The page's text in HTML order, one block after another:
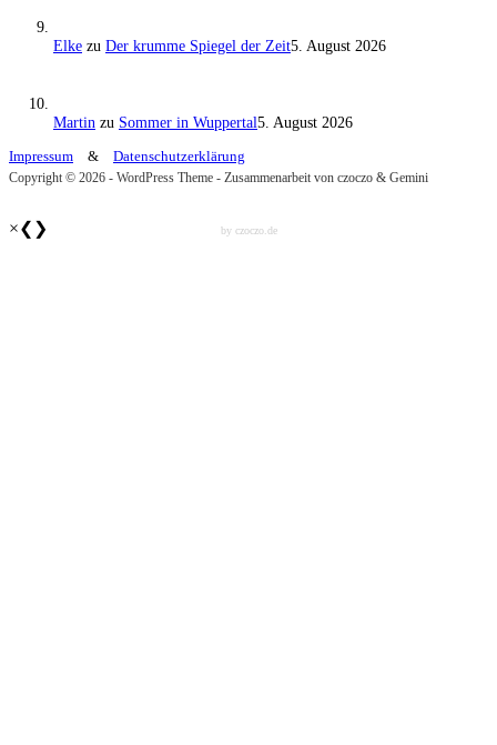
by czoczo.de
Elke zu Der krumme Spiegel der Zeit5. August 2026
Martin zu Sommer in Wuppertal5. August 2026
Impressum & Datenschutzerklärung
Copyright © 2026 - WordPress Theme - Zusammenarbeit von czoczo & Gemini
×❮ ❯